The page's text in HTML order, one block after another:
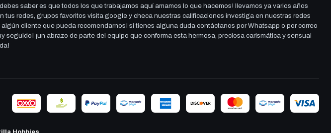
saber es que todos los que trabajamos aquí amamos lo que hacemos! llevamos ya varios años
redes, grupos favoritos visita google y checa nuestras calificaciones investiga en nuestras redes
cliente que pueda recomendarnos! si tienes alguna duda contáctanos por Whatsapp o por correo
¡un abrazo de parte del equipo que conforma esta hermosa, preciosa carismática y sensual